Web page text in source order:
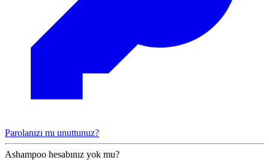
Parolanızı mı unuttunuz?
Ashampoo hesabınız yok mu?